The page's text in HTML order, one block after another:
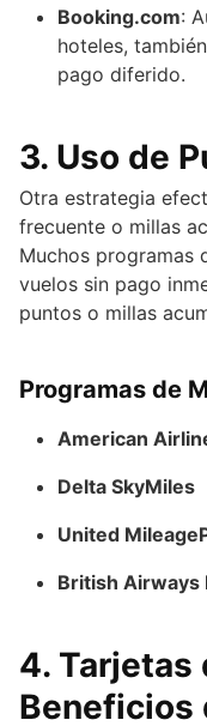
Booking.com:
hoteles,
pago diferido.
3. Uso de
Otra estrategia
frecuente o millas
Muchos programas
vuelos sin pago
puntos o millas
Programas de
American
Delta SkyMiles
United
British Airways
4. Tarjetas
Beneficios